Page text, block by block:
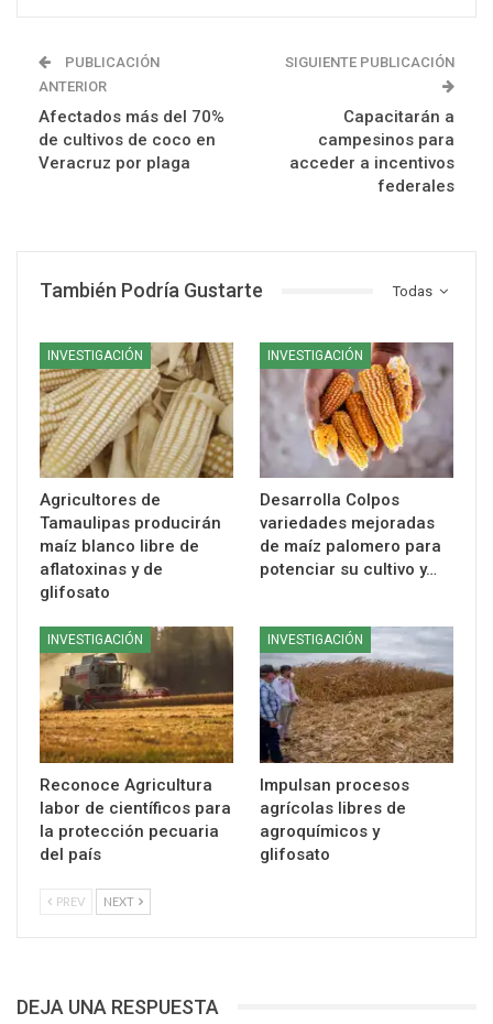
PUBLICACIÓN
ANTERIOR
Afectados más del 70%
de cultivos de coco en
Veracruz por plaga
SIGUIENTE PUBLICACIÓN
Capacitarán a
campesinos para
acceder a incentivos
federales
Todas
También Podría Gustarte
INVESTIGACIÓN
Agricultores de
Tamaulipas producirán
maíz blanco libre de
aflatoxinas y de
glifosato
INVESTIGACIÓN
Desarrolla Colpos
variedades mejoradas
de maíz palomero para
potenciar su cultivo y…
INVESTIGACIÓN
Reconoce Agricultura
labor de científicos para
la protección pecuaria
del país
INVESTIGACIÓN
Impulsan procesos
agrícolas libres de
agroquímicos y
glifosato
PREV NEXT
DEJA UNA RESPUESTA